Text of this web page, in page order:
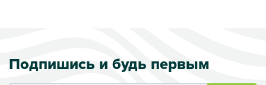
Подпишись и будь первым